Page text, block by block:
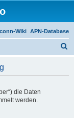
APN-Database
Wiki
die Daten
werden.